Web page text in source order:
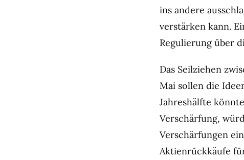
ins andere
verstärken kann.
Regulierung über
Das Seilziehen
Mai sollen die
Jahreshälfte
Verschärfung,
Verschärfungen
Aktienrückkäufe